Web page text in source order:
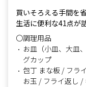
買いそろえる手間を省
生活に便利な41点が
〇調理用品
お皿（小皿、大皿
グカップ
包丁 まな板 / フラ
お玉 / フライ返し /